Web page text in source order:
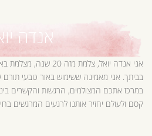
אנדה
אני אנדה יואל, צלמת
בביתך. אני מאמינה ששימוש באור טבעי תורם
במרכז אתכם המצולמים, הרגשות והקשרים
קסם ולעולם יחזיר אותנו לרגעים המרגשים